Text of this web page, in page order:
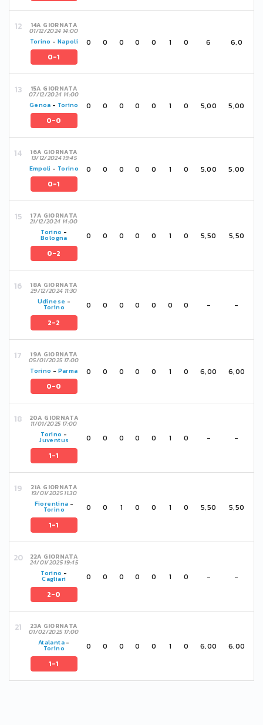
14A GIORNATA
01/12/2024 14:00
Torino - Napoli
0-1
0 0 0 0 0 1 0 6 6,0
15A GIORNATA
07/12/2024 14:00
Genoa - Torino
0-0
0 0 0 0 0 1 0 5,00 5,00
16A GIORNATA
13/12/2024 19:45
Empoli - Torino
0-1
0 0 0 0 0 1 0 5,00 5,00
17A GIORNATA
21/12/2024 14:00
Torino -
Bologna
0-2
0 0 0 0 0 1 0 5,50 5,50
18A GIORNATA
29/12/2024 11:30
Udinese -
Torino
2-2
0 0 0 0 0 0 0 - -
19A GIORNATA
05/01/2025 17:00
Torino - Parma
0-0
0 0 0 0 0 1 0 6,00 6,00
20A GIORNATA
11/01/2025 17:00
Torino -
Juventus
1-1
0 0 0 0 0 1 0 - -
21A GIORNATA
19/01/2025 11:30
Fiorentina -
Torino
1-1
0 0 1 0 0 1 0 5,50 5,50
22A GIORNATA
24/01/2025 19:45
Torino -
Cagliari
2-0
0 0 0 0 0 1 0 - -
23A GIORNATA
01/02/2025 17:00
Atalanta-
Torino
1-1
0 0 0 0 0 1 0 6,00 6,00